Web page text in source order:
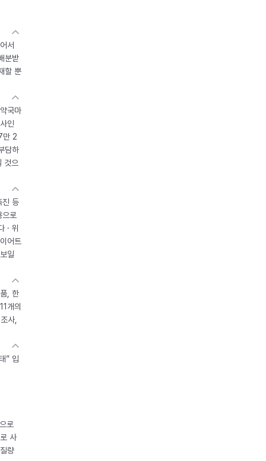
서
분받
할 뿐
국마
인
만 2
담하
것으
진 등
로
· 위
어트
일
, 한
개의
사,
” 입
로
사
량